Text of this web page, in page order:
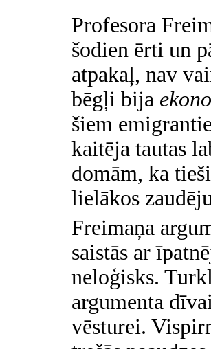
Profesora
šodien ērti un
atpakaļ, nav
bēgļi bija
šiem
kaitēja tautas
domām, ka
lielākos
Freimaņa
saistās ar
neloģisks.
argumenta
vēsturei.